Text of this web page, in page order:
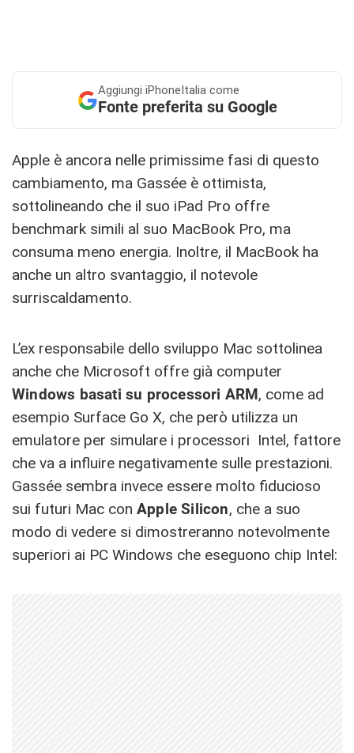
Aggiungi iPhoneItalia come
Fonte preferita su Google
Apple è ancora nelle primissime fasi di questo
cambiamento, ma Gassée è ottimista,
sottolineando che il suo iPad Pro offre
benchmark simili al suo MacBook Pro, ma
consuma meno energia. Inoltre, il MacBook ha
anche un altro svantaggio, il notevole
surriscaldamento.
L’ex responsabile dello sviluppo Mac sottolinea
anche che Microsoft offre già computer
Windows basati su processori ARM, come ad
esempio Surface Go X, che però utilizza un
emulatore per simulare i processori Intel, fattore
che va a influire negativamente sulle prestazioni.
Gassée sembra invece essere molto fiducioso
sui futuri Mac con Apple Silicon, che a suo
modo di vedere si dimostreranno notevolmente
superiori ai PC Windows che eseguono chip Intel: